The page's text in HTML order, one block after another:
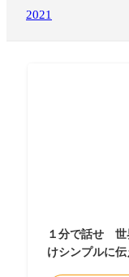
2021
１分で話せ 世
けシンプルに